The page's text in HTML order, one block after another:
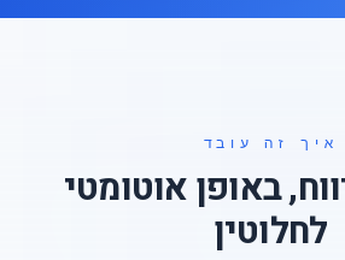
איך זה עובד
באופן אוטומטי
לחלוטין